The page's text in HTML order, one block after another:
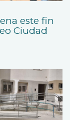
este fin
Ciudad